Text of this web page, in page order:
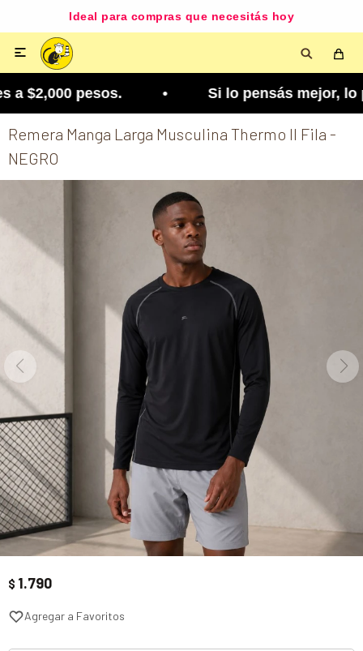
Ideal para compras que necesitás hoy

a $2,000 pesos. • Si lo pensás mejor, lo
Remera Manga Larga Musculina Thermo ll Fila -
NEGRO
$ 1.790